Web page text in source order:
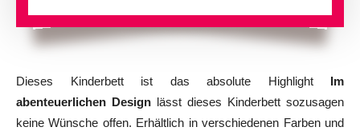
Dieses Kinderbett ist das absolute Highlight Im
abenteuerlichen Design lässt dieses Kinderbett sozusagen
keine Wünsche offen. Erhältlich in verschiedenen Farben und